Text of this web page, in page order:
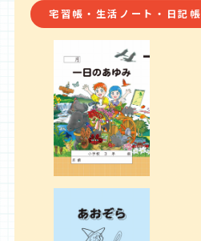
宅習帳・生活ノート・日記帳